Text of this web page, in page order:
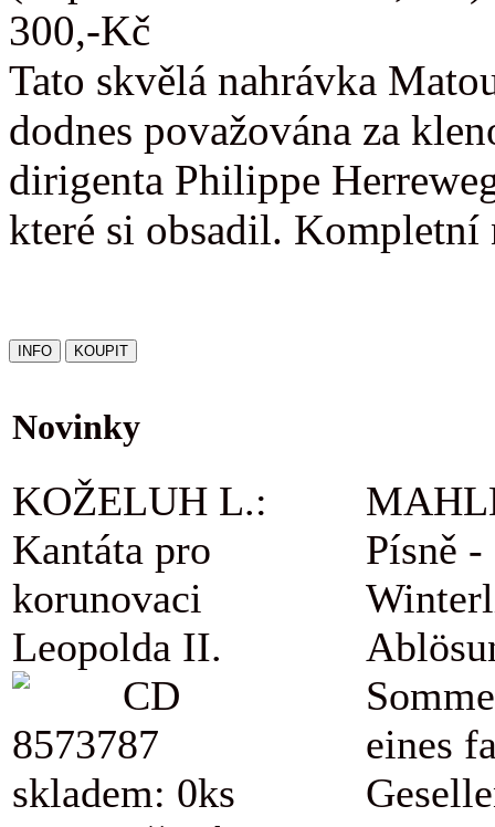
300,-Kč
Tato skvělá nahrávka
dodnes považována za
dirigenta Philippe
které si obsadil. Kompletní
Novinky
KOŽELUH L.:
Kantáta pro
korunovaci
Leopolda II.
CD
8573787
skladem: 0ks
Písně
eines